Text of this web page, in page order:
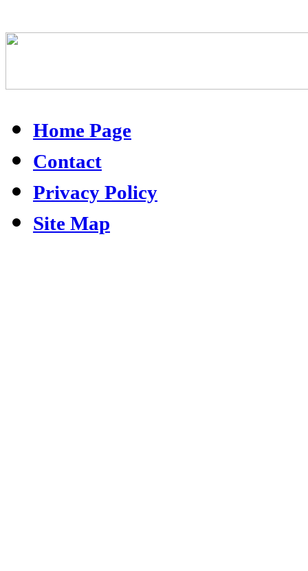
Home Page
Contact
Privacy Policy
Site Map